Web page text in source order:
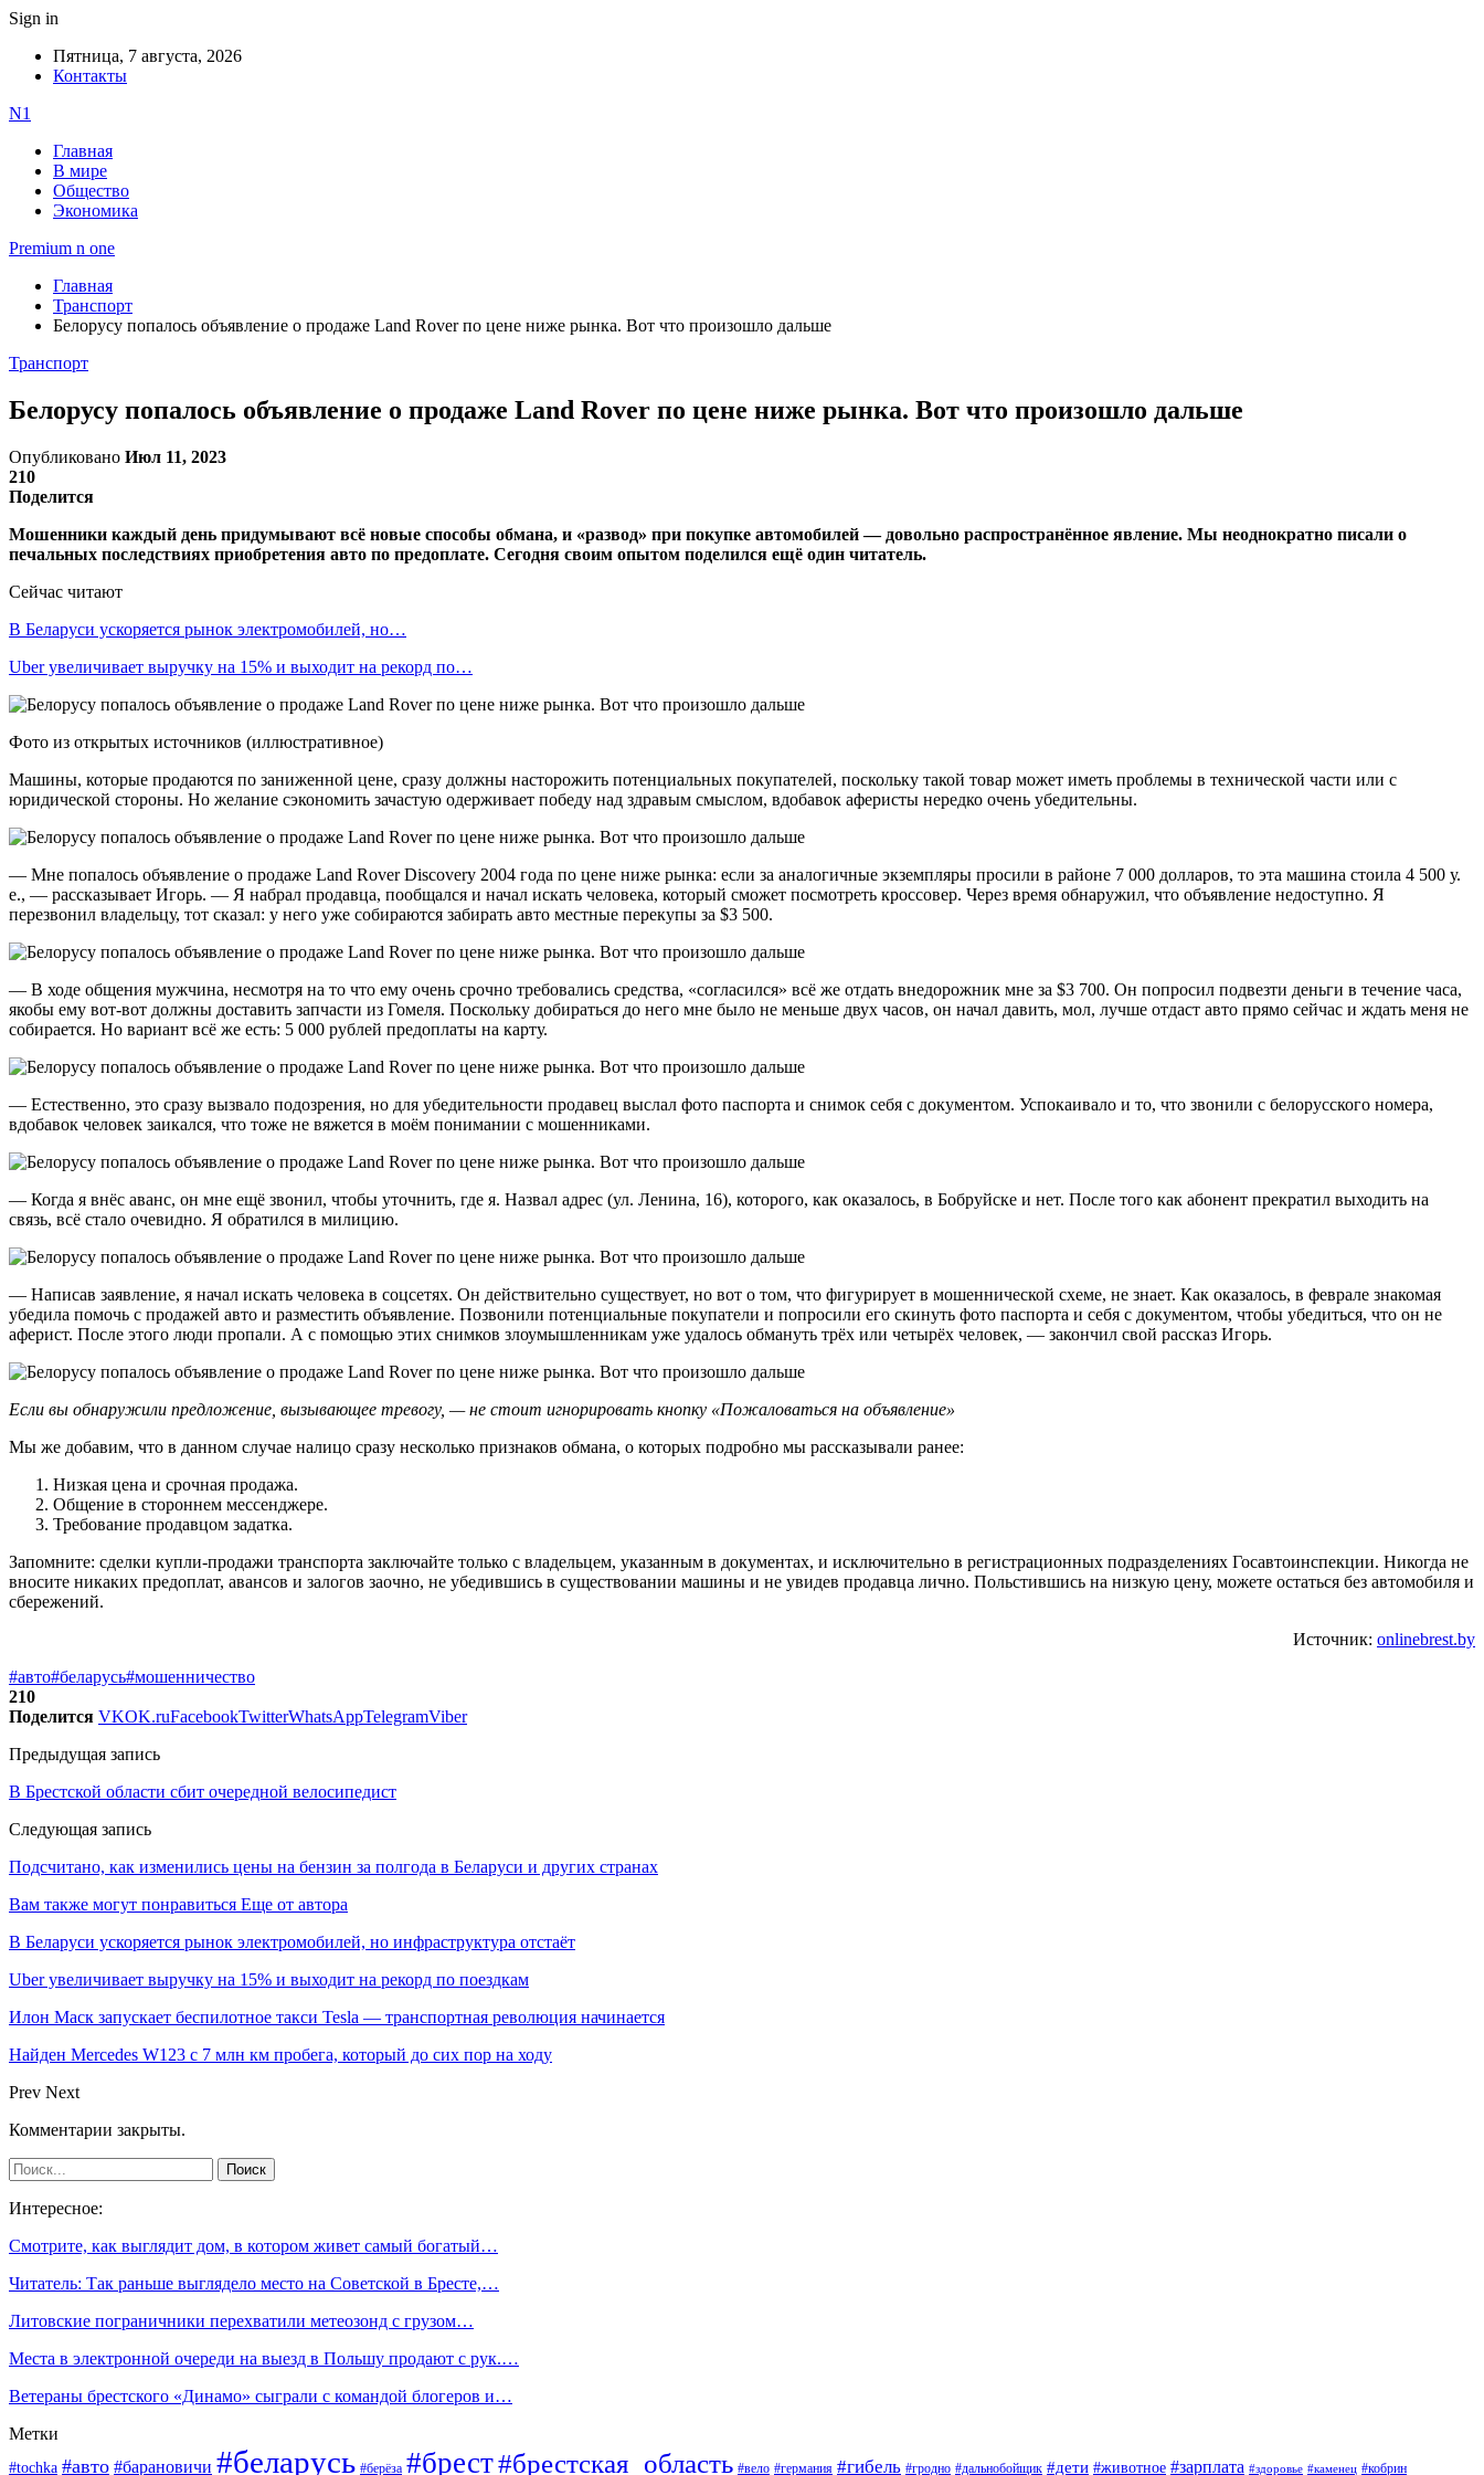
Sign in
Пятница, 7 августа, 2026
Контакты
N1
Главная
В мире
Общество
Экономика
Premium n one
Главная
Транспорт
Белорусу попалось объявление о продаже Land Rover по цене ниже рынка. Вот что произошло дальше
Транспорт
Белорусу попалось объявление о продаже Land Rover по цене ниже рынка. Вот что произошло дальше
Опубликовано Июл 11, 2023
210
Поделится
Мошенники каждый день придумывают всё новые способы обмана, и «развод» при покупке автомобилей — довольно распространённое явление. Мы неоднократно писали о
печальных последствиях приобретения авто по предоплате. Сегодня своим опытом поделился ещё один читатель.
Сейчас читают
В Беларуси ускоряется рынок электромобилей, но…
Uber увеличивает выручку на 15% и выходит на рекорд по…
Фото из открытых источников (иллюстративное)
Машины, которые продаются по заниженной цене, сразу должны насторожить потенциальных покупателей, поскольку такой товар может иметь проблемы в технической части или с
юридической стороны. Но желание сэкономить зачастую одерживает победу над здравым смыслом, вдобавок аферисты нередко очень убедительны.
— Мне попалось объявление о продаже Land Rover Discovery 2004 года по цене ниже рынка: если за аналогичные экземпляры просили в районе 7 000 долларов, то эта машина стоила 4 500 у.
е., — рассказывает Игорь. — Я набрал продавца, пообщался и начал искать человека, который сможет посмотреть кроссовер. Через время обнаружил, что объявление недоступно. Я
перезвонил владельцу, тот сказал: у него уже собираются забирать авто местные перекупы за $3 500.
— В ходе общения мужчина, несмотря на то что ему очень срочно требовались средства, «согласился» всё же отдать внедорожник мне за $3 700. Он попросил подвезти деньги в течение часа,
якобы ему вот-вот должны доставить запчасти из Гомеля. Поскольку добираться до него мне было не меньше двух часов, он начал давить, мол, лучше отдаст авто прямо сейчас и ждать меня не
собирается. Но вариант всё же есть: 5 000 рублей предоплаты на карту.
— Естественно, это сразу вызвало подозрения, но для убедительности продавец выслал фото паспорта и снимок себя с документом. Успокаивало и то, что звонили с белорусского номера,
вдобавок человек заикался, что тоже не вяжется в моём понимании с мошенниками.
— Когда я внёс аванс, он мне ещё звонил, чтобы уточнить, где я. Назвал адрес (ул. Ленина, 16), которого, как оказалось, в Бобруйске и нет. После того как абонент прекратил выходить на
связь, всё стало очевидно. Я обратился в милицию.
— Написав заявление, я начал искать человека в соцсетях. Он действительно существует, но вот о том, что фигурирует в мошеннической схеме, не знает. Как оказалось, в феврале знакомая
убедила помочь с продажей авто и разместить объявление. Позвонили потенциальные покупатели и попросили его скинуть фото паспорта и себя с документом, чтобы убедиться, что он не
аферист. После этого люди пропали. А с помощью этих снимков злоумышленникам уже удалось обмануть трёх или четырёх человек, — закончил свой рассказ Игорь.
Если вы обнаружили предложение, вызывающее тревогу, — не стоит игнорировать кнопку «Пожаловаться на объявление»
Мы же добавим, что в данном случае налицо сразу несколько признаков обмана, о которых подробно мы рассказывали ранее:
Низкая цена и срочная продажа.
Общение в стороннем мессенджере.
Требование продавцом задатка.
Запомните: сделки купли-продажи транспорта заключайте только с владельцем, указанным в документах, и исключительно в регистрационных подразделениях Госавтоинспекции. Никогда не
вносите никаких предоплат, авансов и залогов заочно, не убедившись в существовании машины и не увидев продавца лично. Польстившись на низкую цену, можете остаться без автомобиля и
сбережений.
Источник: onlinebrest.by
#авто#беларусь#мошенничество
210
Поделится VKOK.ruFacebookTwitterWhatsAppTelegramViber
Предыдущая запись
В Брестской области сбит очередной велосипедист
Следующая запись
Подсчитано, как изменились цены на бензин за полгода в Беларуси и других странах
Вам также могут понравиться Еще от автора
В Беларуси ускоряется рынок электромобилей, но инфраструктура отстаёт
Uber увеличивает выручку на 15% и выходит на рекорд по поездкам
Илон Маск запускает беспилотное такси Tesla — транспортная революция начинается
Найден Mercedes W123 с 7 млн км пробега, который до сих пор на ходу
Prev Next
Комментарии закрыты.
Интересное:
Смотрите, как выглядит дом, в котором живет самый богатый…
Читатель: Так раньше выглядело место на Советской в Бресте,…
Литовские пограничники перехватили метеозонд с грузом…
Места в электронной очереди на выезд в Польшу продают с рук.…
Ветераны брестского «Динамо» сыграли с командой блогеров и…
Метки
#tochka #авто #барановичи #беларусь #берёза #брест#брестская_область #вело #германия #гибель #гродно #дальнобойщик #дети #животное #зарплата #здоровье #каменец #кобрин